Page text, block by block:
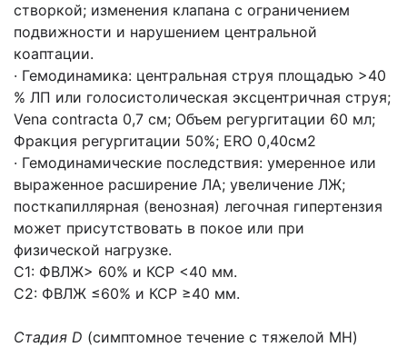
створкой; изменения клапана с ограничением
подвижности и нарушением центральной
коаптации.
· Гемодинамика: центральная струя площадью >40
% ЛП или голосистолическая эксцентричная струя;
Vena contracta 0,7 см; Объем регургитации 60 мл;
Фракция регургитации 50%; ERO 0,40см2
· Гемодинамические последствия: умеренное или
выраженное расширение ЛА; увеличение ЛЖ;
посткапиллярная (венозная) легочная гипертензия
может присутствовать в покое или при
физической нагрузке.
C1: ФВЛЖ> 60% и КСР <40 мм.
C2: ФВЛЖ ≤60% и КСР ≥40 мм.
Стадия D (симптомное течение с тяжелой МН)